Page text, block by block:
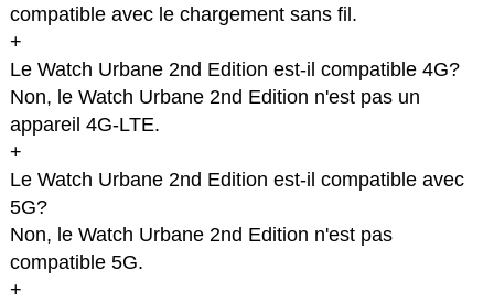
compatible avec le chargement sans fil.
+
Le Watch Urbane 2nd Edition est-il compatible 4G?
Non, le Watch Urbane 2nd Edition n'est pas un
appareil 4G-LTE.
+
Le Watch Urbane 2nd Edition est-il compatible avec
5G?
Non, le Watch Urbane 2nd Edition n'est pas
compatible 5G.
+